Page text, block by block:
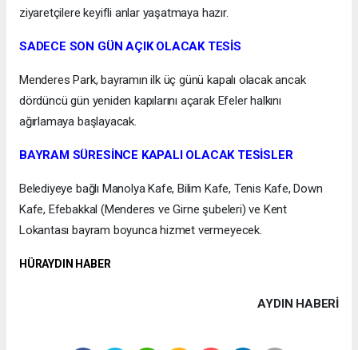
ziyaretçilere keyifli anlar yaşatmaya hazır.
SADECE SON GÜN AÇIK OLACAK TESİS
Menderes Park, bayramın ilk üç günü kapalı olacak ancak
dördüncü gün yeniden kapılarını açarak Efeler halkını
ağırlamaya başlayacak.
BAYRAM SÜRESİNCE KAPALI OLACAK TESİSLER
Belediyeye bağlı Manolya Kafe, Bilim Kafe, Tenis Kafe, Down
Kafe, Efebakkal (Menderes ve Girne şubeleri) ve Kent
Lokantası bayram boyunca hizmet vermeyecek.
HÜRAYDIN HABER
AYDIN HABERİ